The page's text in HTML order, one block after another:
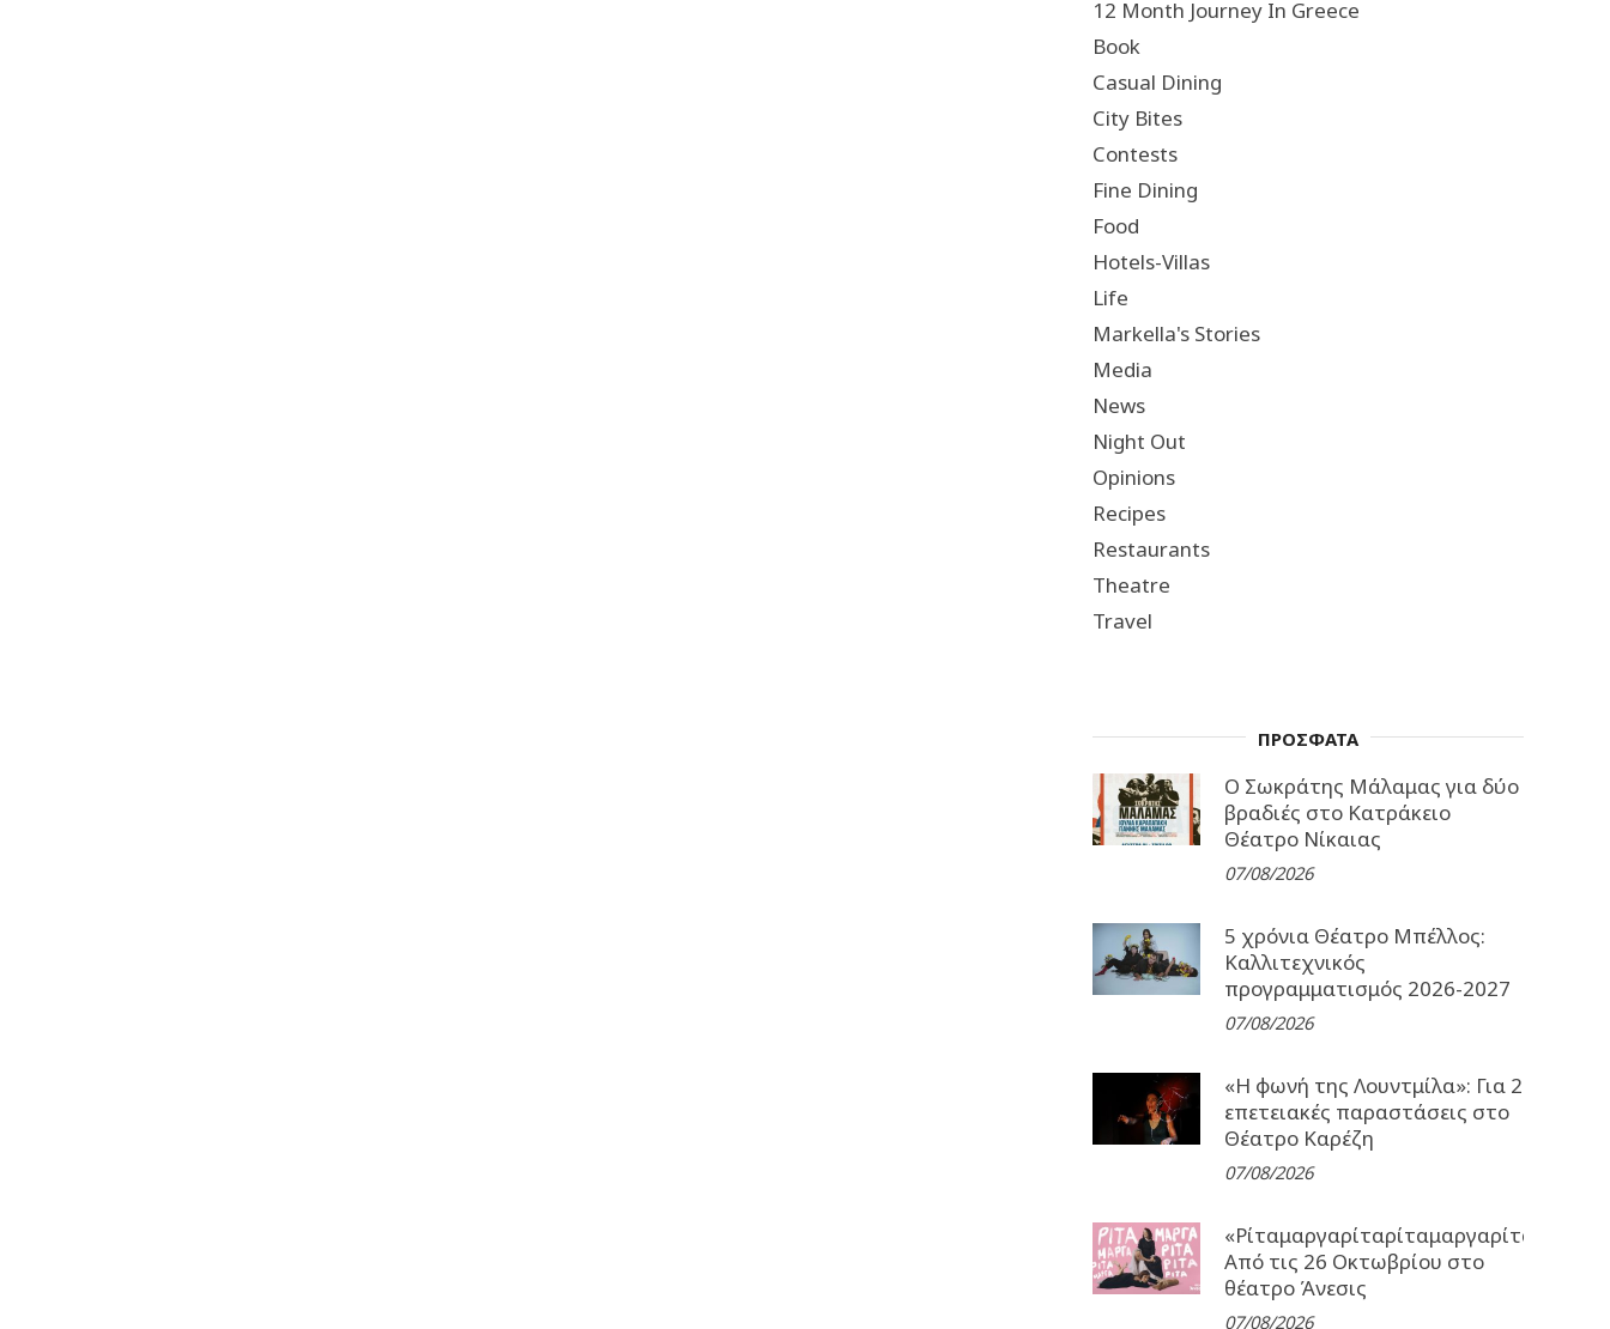
12 Month Journey In Greece
Book
Casual Dining
City Bites
Contests
Fine Dining
Food
Hotels-Villas
Life
Markella's Stories
Media
News
Night Out
Opinions
Recipes
Restaurants
Theatre
Travel
ΠΡΟΣΦΑΤΑ
Ο Σωκράτης Μάλαμας για δύο
βραδιές στο Κατράκειο
Θέατρο Νίκαιας
07/08/2026
5 χρόνια Θέατρο Μπέλλος:
Καλλιτεχνικός
προγραμματισμός 2026-2027
07/08/2026
«Η φωνή της Λουντμίλα»: Για 2
επετειακές παραστάσεις στο
Θέατρο Καρέζη
07/08/2026
Από τις 26 Οκτωβρίου στο
θέατρο Άνεσις
07/08/2026